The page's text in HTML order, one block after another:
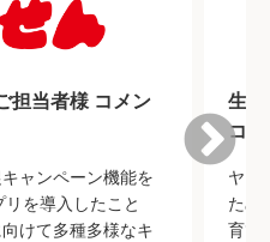
担当者様 コメン
ャンペーン機能を
を導入したこと
けて多種多様なキ
生
コ
ヤン
ため
育て